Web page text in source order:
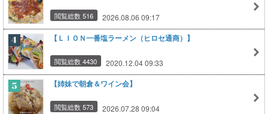
閲覧総数 516 2026.08.06 09:17
【ＬＩＯＮ一番塩ラーメン（ヒロセ通商）】
閲覧総数 4430 2020.12.04 09:33
【姉妹で朝倉＆ワイン会】
閲覧総数 573 2026.07.28 09:04